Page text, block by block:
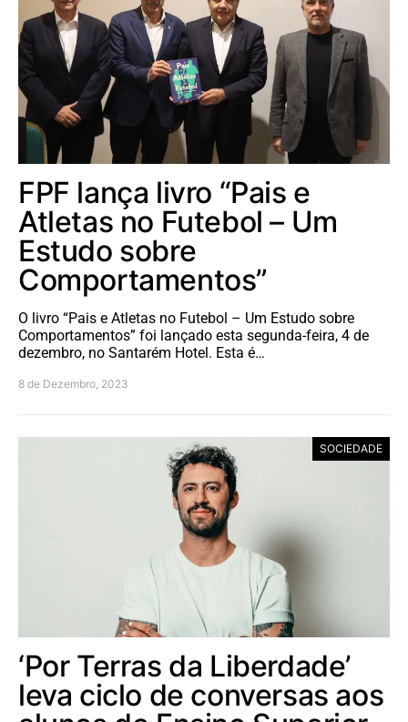
FPF lança livro “Pais e
Atletas no Futebol – Um
Estudo sobre
Comportamentos”
O livro “Pais e Atletas no Futebol – Um Estudo sobre
Comportamentos” foi lançado esta segunda-feira, 4 de
dezembro, no Santarém Hotel. Esta é…
8 de Dezembro, 2023
SOCIEDADE
‘Por Terras da Liberdade’
leva ciclo de conversas aos